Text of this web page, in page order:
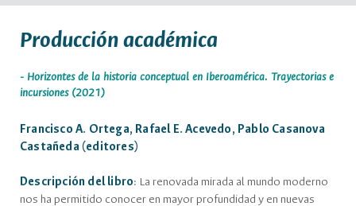
Producción académica
- Horizontes de la historia conceptual en Iberoamérica. Trayectorias e
incursiones (2021)
Francisco A. Ortega, Rafael E. Acevedo, Pablo Casanova
Castañeda (editores)
Descripción del libro: La renovada mirada al mundo moderno
nos ha permitido conocer en mayor profundidad y en nuevas